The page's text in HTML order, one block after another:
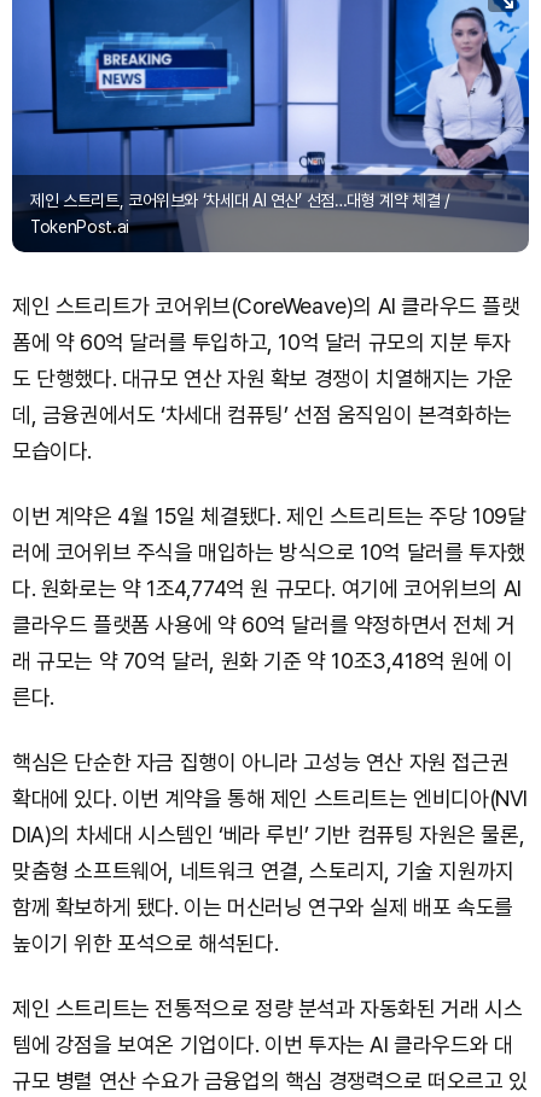
제인 스트리트, 코어위브와 ‘차세대 AI 연산’ 선점…대형 계약 체결 /
TokenPost.ai
제인 스트리트가 코어위브(CoreWeave)의 AI 클라우드 플랫
폼에 약 60억 달러를 투입하고, 10억 달러 규모의 지분 투자
도 단행했다. 대규모 연산 자원 확보 경쟁이 치열해지는 가운
데, 금융권에서도 ‘차세대 컴퓨팅’ 선점 움직임이 본격화하는
모습이다.
이번 계약은 4월 15일 체결됐다. 제인 스트리트는 주당 109달
러에 코어위브 주식을 매입하는 방식으로 10억 달러를 투자했
다. 원화로는 약 1조4,774억 원 규모다. 여기에 코어위브의 AI
클라우드 플랫폼 사용에 약 60억 달러를 약정하면서 전체 거
래 규모는 약 70억 달러, 원화 기준 약 10조3,418억 원에 이
른다.
핵심은 단순한 자금 집행이 아니라 고성능 연산 자원 접근권
확대에 있다. 이번 계약을 통해 제인 스트리트는 엔비디아(NVI
DIA)의 차세대 시스템인 ‘베라 루빈’ 기반 컴퓨팅 자원은 물론,
맞춤형 소프트웨어, 네트워크 연결, 스토리지, 기술 지원까지
함께 확보하게 됐다. 이는 머신러닝 연구와 실제 배포 속도를
높이기 위한 포석으로 해석된다.
제인 스트리트는 전통적으로 정량 분석과 자동화된 거래 시스
템에 강점을 보여온 기업이다. 이번 투자는 AI 클라우드와 대
규모 병렬 연산 수요가 금융업의 핵심 경쟁력으로 떠오르고 있